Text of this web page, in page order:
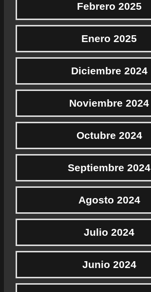
Febrero 2025
Enero 2025
Diciembre 2024
Noviembre 2024
Octubre 2024
Septiembre 2024
Agosto 2024
Julio 2024
Junio 2024